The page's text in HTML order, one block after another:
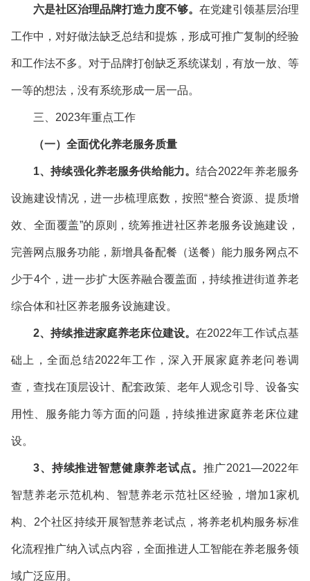
六是社区治理品牌打造力度不够。 在党建引领基层治理
工作中，对好做法缺乏总结和提炼，形成可推广复制的经验
和工作法不多。对于品牌打创缺乏系统谋划，有放一放、等
一等的想法，没有系统形成一居一品。
三、2023年重点工作
（一）全面优化养老服务质量
1、持续强化养老服务供给能力。结合2022年养老服务
设施建设情况，进一步梳理底数，按照“整合资源、提质增
效、全面覆盖”的原则，统筹推进社区养老服务设施建设，
完善网点服务功能，新增具备配餐（送餐）能力服务网点不
少于4个，进一步扩大医养融合覆盖面，持续推进街道养老
综合体和社区养老服务设施建设。
2、持续推进家庭养老床位建设。在2022年工作试点基
础上，全面总结2022年工作，深入开展家庭养老问卷调
查，查找在顶层设计、配套政策、老年人观念引导、设备实
用性、服务能力等方面的问题，持续推进家庭养老床位建
设。
3、持续推进智慧健康养老试点。 推广2021—2022年
智慧养老示范机构、智慧养老示范社区经验，增加1家机
构、2个社区持续开展智慧养老试点，将养老机构服务标准
化流程推广纳入试点内容，全面推进人工智能在养老服务领
域广泛应用。